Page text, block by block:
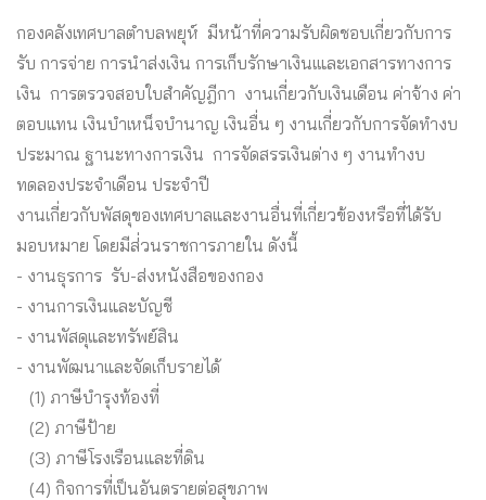
กองคลังเทศบาลตำบลพยุห์ มีหน้าที่ความรับผิดชอบเกี่ยวกับการ
รับ การจ่าย การนำส่งเงิน การเก็บรักษาเงินเและเอกสารทางการ
เงิน การตรวจสอบใบสำคัญฎีกา งานเกี่ยวกับเงินเดือน ค่าจ้าง ค่า
ตอบแทน เงินบำเหน็จบำนาญ เงินอื่น ๆ งานเกี่ยวกับการจัดทำงบ
ประมาณ ฐานะทางการเงิน การจัดสรรเงินต่าง ๆ งานทำงบ
ทดลองประจำเดือน ประจำปี
งานเกี่ยวกับพัสดุของเทศบาลและงานอื่นที่เกี่ยวข้องหรือที่ได้รับ
มอบหมาย โดยมีส่่วนราชการภายใน ดังนี้
- งานธุรการ รับ-ส่งหนังสือของกอง
- งานการเงินและบัญชี
- งานพัสดุและทรัพย์สิน
- งานพัฒนาและจัดเก็บรายได้
(1) ภาษีบำรุงท้องที่
(2) ภาษีป้าย
(3) ภาษีโรงเรือนและที่ดิน
(4) กิจการที่เป็นอันตรายต่อสุขภาพ